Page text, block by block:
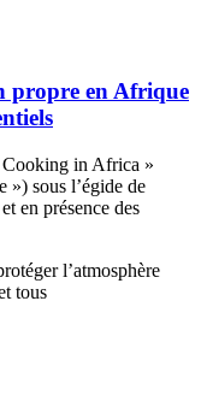
propre en Afrique
Cooking in Africa »
») sous l’égide de
en présence des
l’atmosphère
tous